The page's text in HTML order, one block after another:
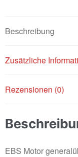
Beschreibung
Zusätzliche
Rezensionen (0)
EBS Motor